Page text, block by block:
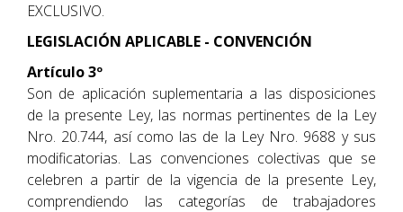
EXCLUSIVO.
LEGISLACIÓN APLICABLE - CONVENCIÓN
Artículo 3º
Son de aplicación suplementaria a las disposiciones
de la presente Ley, las normas pertinentes de la Ley
Nro. 20.744, así como las de la Ley Nro. 9688 y sus
modificatorias. Las convenciones colectivas que se
celebren a partir de la vigencia de la presente Ley,
comprendiendo las categorías de trabajadores